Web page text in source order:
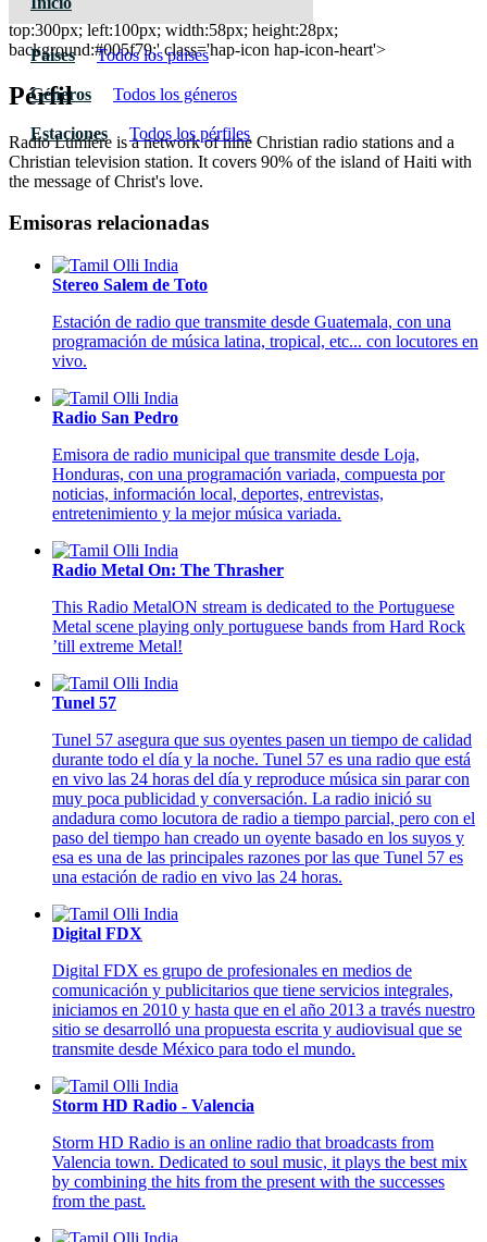
Paises Todos los paises
Géneros Todos los géneros
Estaciones Todos los pérfiles
Radio Lumiere 97.9 FM
top:300px; left:100px; width:58px; height:28px;
background:#005f79;' class='hap-icon hap-icon-heart'>
Pérfil
Radio Lumière is a network of nine Christian radio stations and a
Christian television station. It covers 90% of the island of Haiti with
the message of Christ's love.
Emisoras relacionadas
Stereo Salem de Toto
Estación de radio que transmite desde Guatemala, con una
programación de música latina, tropical, etc... con locutores en
vivo.
Radio San Pedro
Emisora de radio municipal que transmite desde Loja,
Honduras, con una programación variada, compuesta por
noticias, información local, deportes, entrevistas,
entretenimiento y la mejor música variada.
Radio Metal On: The Thrasher
This Radio MetalON stream is dedicated to the Portuguese
Metal scene playing only portuguese bands from Hard Rock
’till extreme Metal!
Tunel 57
Tunel 57 asegura que sus oyentes pasen un tiempo de calidad
durante todo el día y la noche. Tunel 57 es una radio que está
en vivo las 24 horas del día y reproduce música sin parar con
muy poca publicidad y conversación. La radio inició su
andadura como locutora de radio a tiempo parcial, pero con el
paso del tiempo han creado un oyente basado en los suyos y
esa es una de las principales razones por las que Tunel 57 es
una estación de radio en vivo las 24 horas.
Digital FDX
Digital FDX es grupo de profesionales en medios de
comunicación y publicitarios que tiene servicios integrales,
iniciamos en 2010 y hasta que en el año 2013 a través nuestro
sitio se desarrolló una propuesta escrita y audiovisual que se
transmite desde México para todo el mundo.
Storm HD Radio - Valencia
Storm HD Radio is an online radio that broadcasts from
Valencia town. Dedicated to soul music, it plays the best mix
by combining the hits from the present with the successes
from the past.